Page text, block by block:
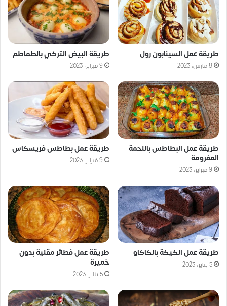
طريقة عمل السينابون رول
8 مارس، 2023
طريقة البيض التركي بالطماطم
9 فبراير، 2023
طريقة عمل البطاطس باللحمة
المفرومة
9 فبراير، 2023
طريقة عمل بطاطس فريسكاس
9 فبراير، 2023
طريقة عمل الكيكة بالكاكاو
5 يناير، 2023
طريقة عمل فطائر مقلية بدون
خميرة
5 يناير، 2023